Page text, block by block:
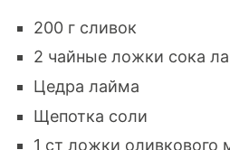
200 г сливок
2 чайные ложки сока
Цедра лайма
Щепотка соли
1 ст ложки оливкового